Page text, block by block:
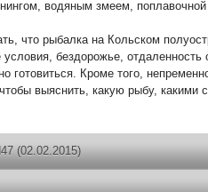
водяным змеем, поплавочной
что рыбалка на Кольском
условия, бездорожье,
готовиться. Кроме того,
выяснить, какую рыбу,
(02.02.2015)